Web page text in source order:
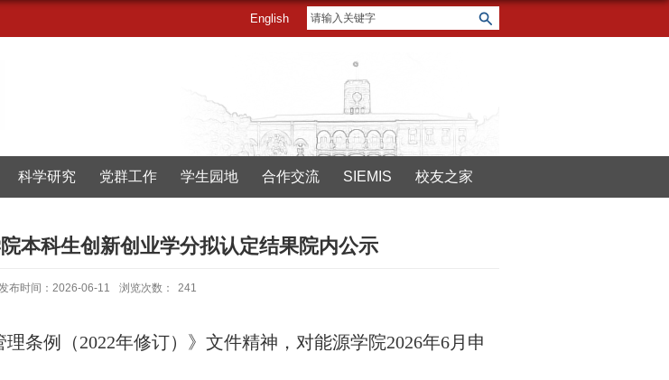
English
科学研究 党群工作 学生园地 合作交流 SIEMIS 校友之家
本科生创新创业学分拟认定结果院内公示
布时间：2026-06-11 浏览次数： 241
理条例（2022年修订）》文件精神，对能源学院2026年6月申